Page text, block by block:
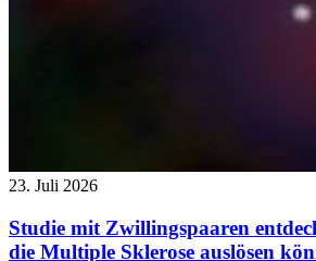
23. Juli 2026
Studie mit Zwillingspaaren
die Multiple Sklerose auslösen